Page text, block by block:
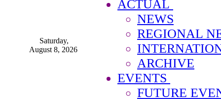
Saturday,
August 8, 2026
ACTUAL
NEWS
REGIONAL
ARCHIVE
EVENTS
FUTURE